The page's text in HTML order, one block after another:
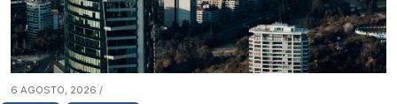
6 AGOSTO, 2026 /